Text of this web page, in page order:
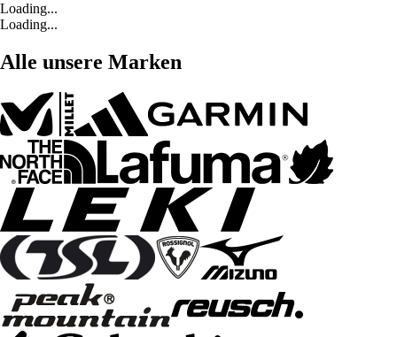
Loading...
Loading...
Alle unsere Marken